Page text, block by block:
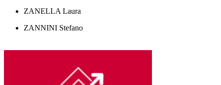
ZANELLA Laura
ZANNINI Stefano